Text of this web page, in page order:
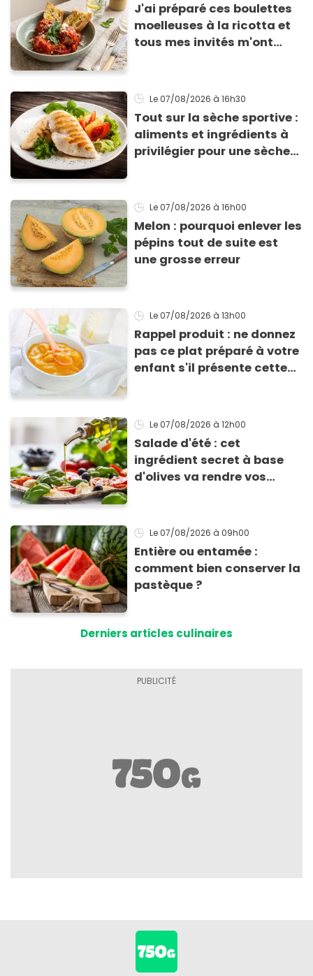
J'ai préparé ces boulettes
moelleuses à la ricotta et
tous mes invités m'ont
Le 07/08/2026 à 16h30
Tout sur la sèche sportive :
aliments et ingrédients à
privilégier pour une sèche
Le 07/08/2026 à 16h00
Melon : pourquoi enlever les
pépins tout de suite est
une grosse erreur
Le 07/08/2026 à 13h00
Rappel produit : ne donnez
pas ce plat préparé à votre
enfant s'il présente cette
Le 07/08/2026 à 12h00
Salade d'été : cet
ingrédient secret à base
d'olives va rendre vos
Le 07/08/2026 à 09h00
Entière ou entamée :
comment bien conserver la
pastèque ?
Derniers articles culinaires